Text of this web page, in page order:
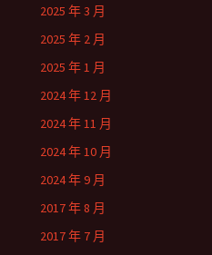
2025 年 3 月
2025 年 2 月
2025 年 1 月
2024 年 12 月
2024 年 11 月
2024 年 10 月
2024 年 9 月
2017 年 8 月
2017 年 7 月